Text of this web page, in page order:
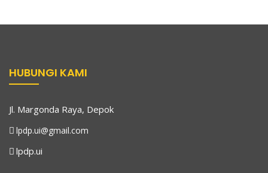
HUBUNGI KAMI
Jl. Margonda Raya, Depok
lpdp.ui@gmail.com
lpdp.ui